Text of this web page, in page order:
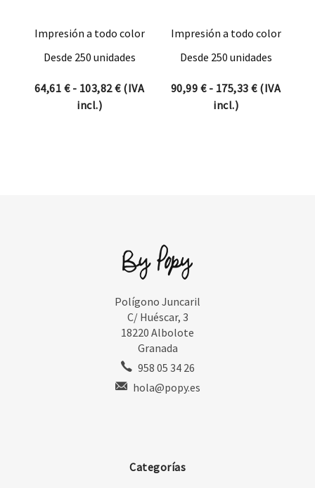
Impresión a todo color
Desde 250 unidades
64,61 € - 103,82€Rango de precios: desde 64,61 € hasta
(IVA
incl.)
Impresión a todo color
Desde 250 unidades
90,99 € - 175,33€Rango de
(IVA
incl.)
Polígono Juncaril
C/ Huéscar, 3
18220 Albolote
Granada
958 05 34 26
hola@popy.es
Categorías